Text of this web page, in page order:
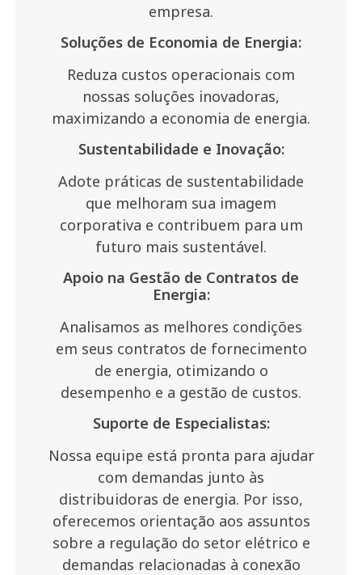
empresa.
Soluções de Economia de Energia:
Reduza custos operacionais com
nossas soluções inovadoras,
maximizando a economia de energia.
Sustentabilidade e Inovação:
Adote práticas de sustentabilidade
que melhoram sua imagem
corporativa e contribuem para um
futuro mais sustentável.
Apoio na Gestão de Contratos de
Energia:
Analisamos as melhores condições
em seus contratos de fornecimento
de energia, otimizando o
desempenho e a gestão de custos.
Suporte de Especialistas:
Nossa equipe está pronta para ajudar
com demandas junto às
distribuidoras de energia. Por isso,
oferecemos orientação aos assuntos
sobre a regulação do setor elétrico e
demandas relacionadas à conexão